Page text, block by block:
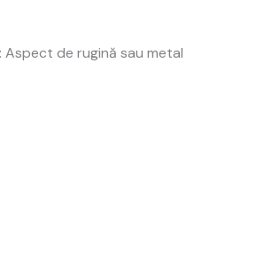
de rugină sau metal